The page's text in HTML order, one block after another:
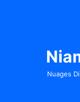
Nuages